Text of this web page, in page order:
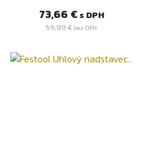
Cena
73,66 € s DPH
59,89 € bez DPH